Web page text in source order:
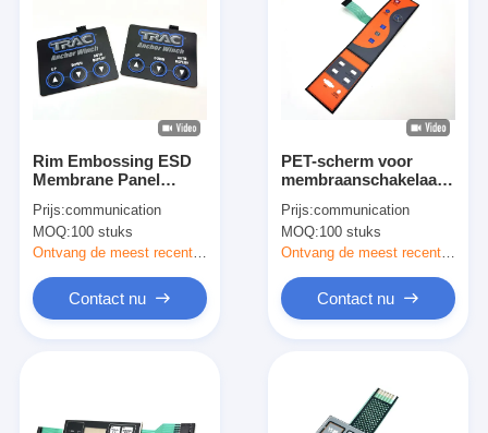
Rim Embossing ESD
Membrane Panel
Knoppen Voor Anker
Winch
Prijs:communication
MOQ:100 stuks
Ontvang de meest recente Prijs
Contact nu
PET-scherm voor
membraanschakelaar
computertoetsenbord
Prijs:communication
MOQ:100 stuks
Ontvang de meest recente Prijs
Contact nu